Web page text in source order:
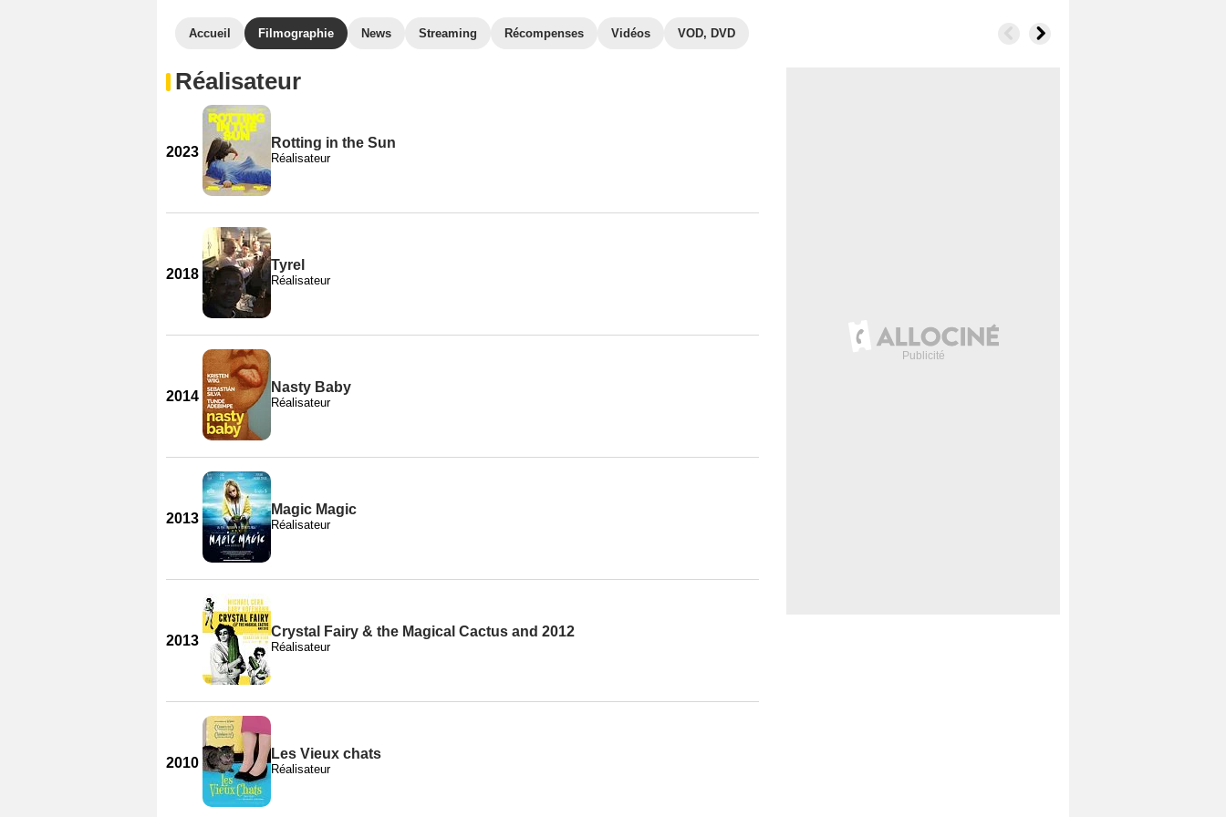
Accueil Filmographie News Streaming Récompenses Vidéos VOD, DVD
Réalisateur
2023
Rotting in the Sun
Réalisateur
2018
Tyrel
Réalisateur
2014
Nasty Baby
Réalisateur
2013
Magic Magic
Réalisateur
2013
Crystal Fairy & the Magical Cactus and 2012
Réalisateur
2010
Les Vieux chats
Réalisateur